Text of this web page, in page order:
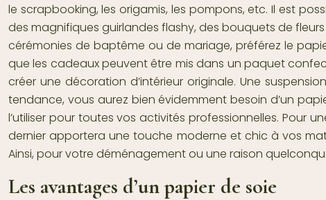
le scrapbooking, les origamis, les pompons, etc. Il est
des magnifiques guirlandes flashy, des bouquets de
cérémonies de baptême ou de mariage, préférez le
que les cadeaux peuvent être mis dans un paquet
créer une décoration d’intérieur originale. Une
tendance, vous aurez bien évidemment besoin d’un
l’utiliser pour toutes vos activités professionnelles. Pour
dernier apportera une touche moderne et chic à vos
Ainsi, pour votre déménagement ou une raison
Les avantages d’un papier de soie